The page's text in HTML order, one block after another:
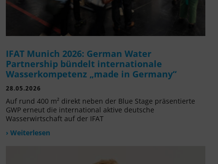
IFAT Munich 2026: German Water
Partnership bündelt internationale
Wasserkompetenz „made in Germany“
28.05.2026
Auf rund 400 m² direkt neben der Blue Stage präsentierte
GWP erneut die international aktive deutsche
Wasserwirtschaft auf der IFAT
› Weiterlesen